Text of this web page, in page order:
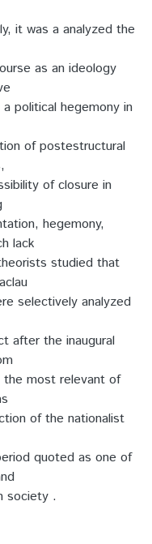
it was a analyzed the
as an ideology
political hegemony in
of postestructural
of closure in
hegemony,
lack
studied that
selectively analyzed
after the inaugural
the most relevant of
of the nationalist
quoted as one of
society .